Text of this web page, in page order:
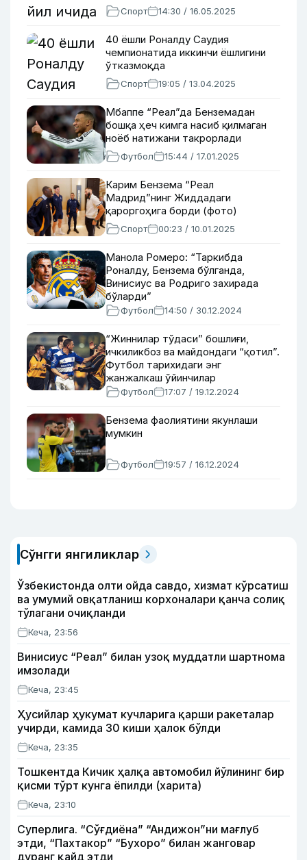
Спорт 14:30 / 16.05.2025
40 ёшли Роналду Саудия
чемпионатида иккинчи ёшлигини
ўтказмоқда
Спорт 19:05 / 13.04.2025
Мбаппе “Реал”да Бенземадан
бошқа ҳеч кимга насиб қилмаган
ноёб натижани такрорлади
Футбол 15:44 / 17.01.2025
Карим Бензема “Реал
Мадрид”нинг Жиддадаги
қароргоҳига борди (фото)
Спорт 00:23 / 10.01.2025
Манола Ромеро: “Таркибда
Роналду, Бензема бўлганда,
Винисиус ва Родриго захирада
бўларди”
Футбол 14:50 / 30.12.2024
“Жиннилар тўдаси” бошлиғи,
ичкиликбоз ва майдондаги “қотил”.
Футбол тарихидаги энг
жанжалкаш ўйинчилар
Футбол 17:07 / 19.12.2024
Бензема фаолиятини якунлаши
мумкин
Футбол 19:57 / 16.12.2024
Сўнгги янгиликлар
Ўзбекистонда олти ойда савдо, хизмат кўрсатиш
ва умумий овқатланиш корхоналари қанча солиқ
тўлагани очиқланди
Кеча, 23:56
Винисиус “Реал” билан узоқ муддатли шартнома
имзолади
Кеча, 23:45
Ҳусийлар ҳукумат кучларига қарши ракеталар
учирди, камида 30 киши ҳалок бўлди
Кеча, 23:35
Тошкентда Кичик ҳалқа автомобил йўлининг бир
қисми тўрт кунга ёпилди (харита)
Кеча, 23:10
Суперлига. “Сўғдиёна” “Андижон”ни мағлуб
этди, “Пахтакор” “Бухоро” билан жанговар
дуранг қайд этди